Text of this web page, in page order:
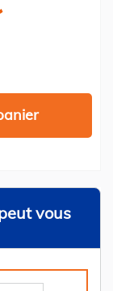
vous